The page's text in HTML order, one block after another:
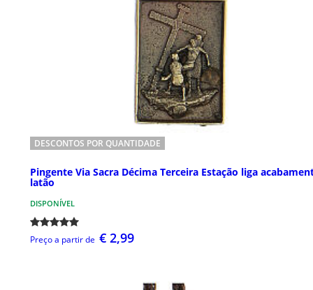
DESCONTOS POR QUANTIDADE
Pingente Via Sacra Décima Terceira Estação liga
latão
DISPONÍVEL
Preço a partir de € 2,99